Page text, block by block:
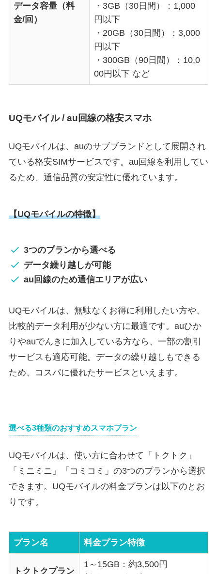
データ容量（料
金/回）
・3GB（30日間）：1,000
円以下
・20GB（30日間）：3,000
円以下
・300GB（90日間）：10,0
00円以下 など
UQモバイル / au回線の格安スマホ
UQモバイルは、auのサブブランドとして展開され
ている格安SIMサービスです。au回線を利用してい
るため、通信品質の安定性に優れています。
【UQモバイルの特徴】
3つのプランから選べる
データ繰り越しが可能
au回線のため通信エリアが広い
UQモバイルは、無駄なくお得に利用したい方や、
比較的データ利用が少ない方に最適です。auひか
りやauでんきに加入している方なら、一部の割引
サービスも適応可能。データの繰り越しもできる
ため、コスパに優れたサービスといえます。
選べる3種類のおすすめスマホプラン
UQモバイルは、使い方に合わせて「トクトク」
「ミニミニ」「コミコミ」の3つのプランから選択
できます。UQモバイルの料金プランは以下のとお
りです。
プラン名 料金プラン特徴
トクトクプラン
1～15GB：約3,500円